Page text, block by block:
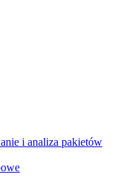
i analiza pakietów